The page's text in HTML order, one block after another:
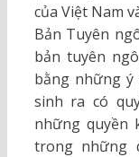
của Việt Nam
Bản Tuyên
bản tuyên
bằng những
sinh ra có
những quyền
trong những